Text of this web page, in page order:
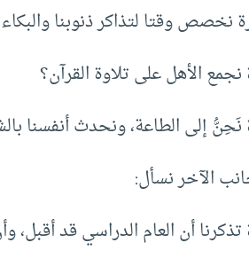
نخصص وقتا لتذاكر ذنوبنا
الأهل على تلاوة القرآن؟
إلى الطاعة، ونحدث أنفسنا
الآخر نسأل:
أن العام الدراسي قد